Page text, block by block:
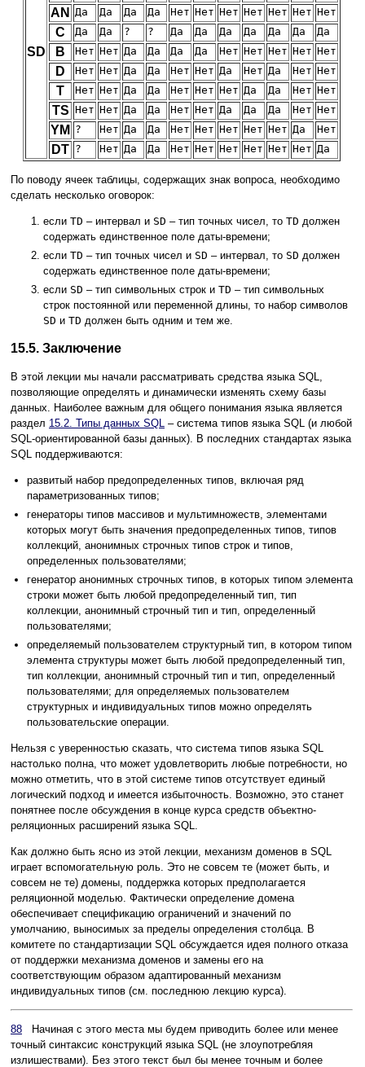
SD
AN Да Да Да Да Нет Нет Нет Нет Нет Нет Нет
C Да Да ? ? Да Да Да Да Да Да Да
B Нет Нет Да Да Да Да Нет Нет Нет Нет Нет
D Нет Нет Да Да Нет Нет Да Нет Да Нет Нет
T Нет Нет Да Да Нет Нет Нет Да Да Нет Нет
TS Нет Нет Да Да Нет Нет Да Да Да Нет Нет
YM ? Нет Да Да Нет Нет Нет Нет Нет Да Нет
DT ? Нет Да Да Нет Нет Нет Нет Нет Нет Да
По поводу ячеек таблицы, содержащих знак вопроса, необходимо
сделать несколько оговорок:
если TD – интервал и SD – тип точных чисел, то TD должен
содержать единственное поле даты-времени;
если TD – тип точных чисел и SD – интервал, то SD должен
содержать единственное поле даты-времени;
если SD – тип символьных строк и TD – тип символьных
строк постоянной или переменной длины, то набор символов
SD и TD должен быть одним и тем же.
15.5. Заключение
В этой лекции мы начали рассматривать средства языка SQL,
позволяющие определять и динамически изменять схему базы
данных. Наиболее важным для общего понимания языка является
раздел 15.2. Типы данных SQL
– система типов языка SQL (и любой
SQL-ориентированной базы данных). В последних стандартах языка
SQL поддерживаются:
развитый набор предопределенных типов, включая ряд
параметризованных типов;
генераторы типов массивов и мультимножеств, элементами
которых могут быть значения предопределенных типов, типов
коллекций, анонимных строчных типов строк и типов,
определенных пользователями;
генератор анонимных строчных типов, в которых типом элемента
строки может быть любой предопределенный тип, тип
коллекции, анонимный строчный тип и тип, определенный
пользователями;
определяемый пользователем структурный тип, в котором типом
элемента структуры может быть любой предопределенный тип,
тип коллекции, анонимный строчный тип и тип, определенный
пользователями; для определяемых пользователем
структурных и индивидуальных типов можно определять
пользовательские операции.
Нельзя с уверенностью сказать, что система типов языка SQL
настолько полна, что может удовлетворить любые потребности, но
можно отметить, что в этой системе типов отсутствует единый
логический подход и имеется избыточность. Возможно, это станет
понятнее после обсуждения в конце курса средств объектно-
реляционных расширений языка SQL.
Как должно быть ясно из этой лекции, механизм доменов в SQL
играет вспомогательную роль. Это не совсем те (может быть, и
совсем не те) домены, поддержка которых предполагается
реляционной моделью. Фактически определение домена
обеспечивает спецификацию ограничений и значений по
умолчанию, выносимых за пределы определения столбца. В
комитете по стандартизации SQL обсуждается идея полного отказа
от поддержки механизма доменов и замены его на
соответствующим образом адаптированный механизм
индивидуальных типов (см. последнюю лекцию курса).
88 Начиная с этого места мы будем приводить более или менее
точный синтаксис конструкций языка SQL (не злоупотребляя
излишествами). Без этого текст был бы менее точным и более